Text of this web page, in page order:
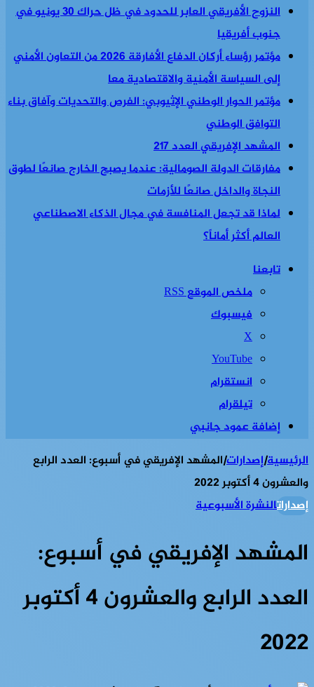
النزوح الأفريقي العابر للحدود في ظل حراك 30 يونيو في
جنوب أفريقيا
مؤتمر رؤساء أركان الدفاع الأفارقة 2026 من التعاون الأمني
إلى السياسة الأمنية والاقتصادية معا
مؤتمر الحوار الوطني الإثيوبي: الفرص والتحديات وآفاق بناء
التوافق الوطني
المشهد الإفريقي العدد 217
مفارقات الدولة الصومالية: عندما يصبح الخارج صانعًا لطوق
النجاة والداخل صانعًا للأزمات
لماذا قد تجعل المنافسة في مجال الذكاء الاصطناعي
العالم أكثر أماناً؟
تابعنا
ملخص الموقع RSS
فيسبوك
‫X
‫YouTube
انستقرام
تيلقرام
إضافة عمود جانبي
الرئيسية|إصدارات|المشهد الإفريقي في أسبوع: العدد الرابع
والعشرون 4 أكتوبر 2022
إصداراتالنشرة الأسبوعية
المشهد الإفريقي في أسبوع:
العدد الرابع والعشرون 4 أكتوبر
2022